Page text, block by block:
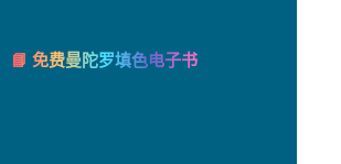
📘 免费曼陀罗填色电子书